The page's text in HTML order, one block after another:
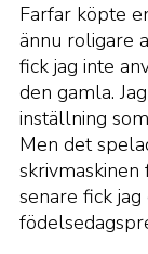
Farfar köpte
ännu roligare
fick jag inte
den gamla.
inställning
Men det
senare fick